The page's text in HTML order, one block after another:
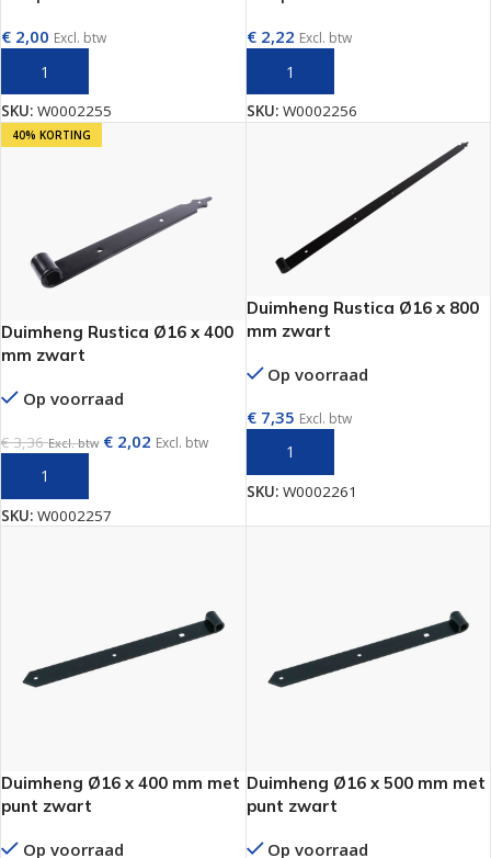
€ 2,00 Excl. btw
SKU: W0002255
€2,22 Excl. btw
SKU: W0002256
40% KORTING
Duimheng Rustica Ø16 x 400
mm zwart
Op voorraad
€3,36 Excl. btw € 2,02 Excl. btw
SKU: W0002257
Duimheng Rustica Ø16 x 800
mm zwart
Op voorraad
€7,35 Excl. btw
SKU: W0002261
Duimheng Ø16 x 400 mm met
punt zwart
Op voorraad
Duimheng Ø16 x 500 mm met
punt zwart
Op voorraad